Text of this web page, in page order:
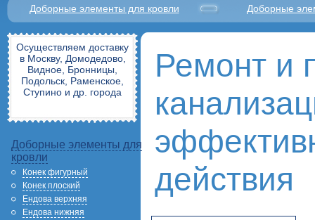
Доборные элементы для кровли Доборные
Осуществляем доставку
в Москву, Домодедово,
Видное, Бронницы,
Подольск, Раменское,
Ступино и др. города
Доборные элементы для
кровли
Конек фигурный
Конек плоский
Ендова верхняя
Ендова нижняя
Ремонт и
действия